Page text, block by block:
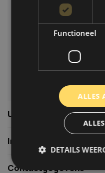
Klantenservice
Veelgestelde vragen
06-39119169
info@autoklusser.nl
Usefull links
Informatie
Contactgegevens
Functioneel
ALLES
DETAILS